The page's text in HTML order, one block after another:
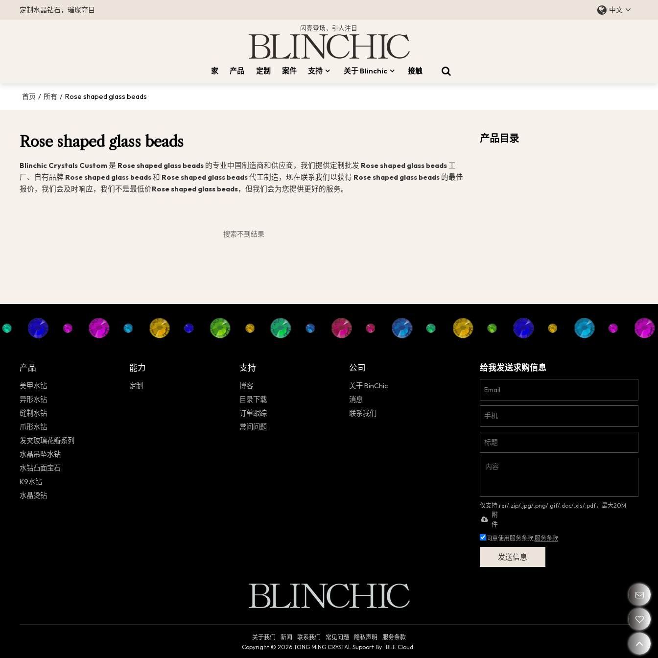
定制水晶钻石，璀璨夺目 中文
闪亮登场，引人注目
家 产品 定制 案件 支持 关于 Blinchic 接触
首页 / 所有 / Rose shaped glass beads
Rose shaped glass beads
Blinchic Crystals Custom是 Rose shaped glass beads 的专业中国制造商和供应商，我们提供定制批发 Rose shaped glass beads 工
厂、自有品牌 Rose shaped glass beads和 Rose shaped glass beads代工制造，现在联系我们以获得 Rose shaped glass beads 的最佳
报价，我们会及时响应，我们不是最低价Rose shaped glass beads，但我们会为您提供更好的服务。
搜索不到结果
产品目录
产品
美甲水钻
异形水钻
缝制水钻
爪形水钻
发夹玻璃花瓣系列
水晶吊坠水钻
水钻凸面宝石
K9水钻
水晶烫钻
能力
定制
支持
博客
目录下载
订单跟踪
常问问题
公司
关于 BinChic
消息
联系我们
给我发送求购信息
仅支持.rar/.zip/.jpg/.png/.gif/.doc/.xls/.pdf，最大20M
附
件
同意使用服务条款,服务条款
发送信息
关于我们 新闻 联系我们 常见问题 隐私声明
服务条款
Copyright © 2026TONG MING CRYSTAL Support By BEE Cloud